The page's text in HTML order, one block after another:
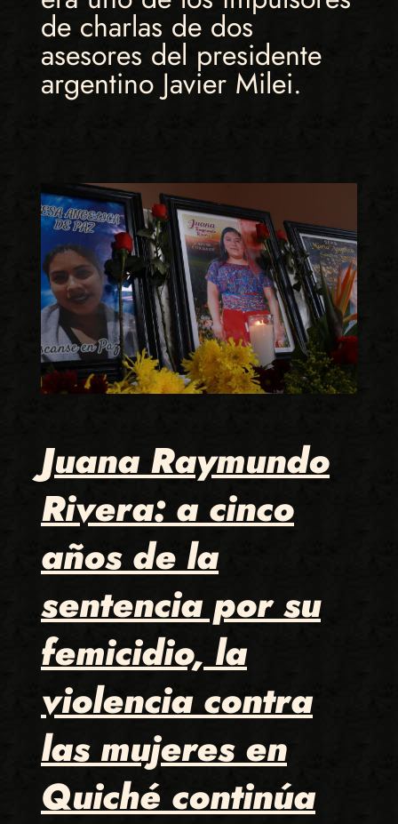
de charlas de dos
asesores del presidente
argentino Javier Milei.
Juana Raymundo
Rivera: a cinco
años de la
sentencia por su
femicidio, la
violencia contra
las mujeres en
Quiché continúa